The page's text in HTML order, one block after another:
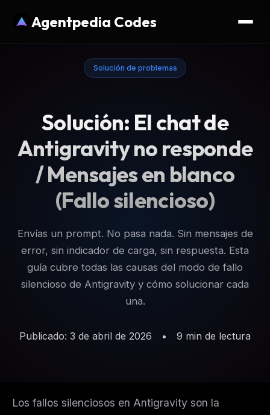
Agentpedia Codes
Solución de problemas
Solución: El chat de
Antigravity no responde
/ Mensajes en blanco
(Fallo silencioso)
Envías un prompt. No pasa nada. Sin mensajes de
error, sin indicador de carga, sin respuesta. Esta
guía cubre todas las causas del modo de fallo
silencioso de Antigravity y cómo solucionar cada
una.
Publicado: 3 de abril de 2026 • 9 min de lectura
Los fallos silenciosos en Antigravity son la